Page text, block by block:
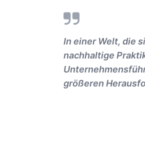
In einer Welt, die
nachhaltige
größeren